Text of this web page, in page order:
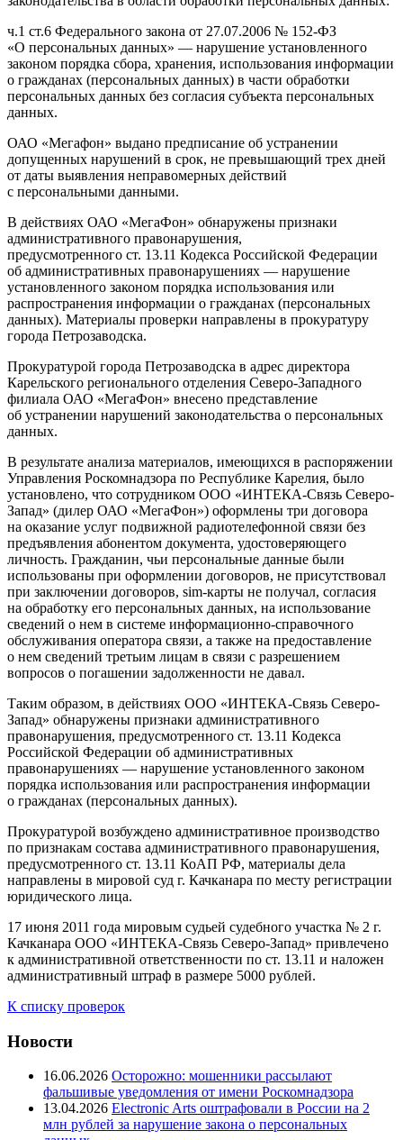
ч.1 ст.6 Федерального закона от 27.07.2006 № 152-ФЗ
«О персональных данных» — нарушение установленного
законом порядка сбора, хранения, использования информации
о гражданах (персональных данных) в части обработки
персональных данных без согласия субъекта персональных
данных.
ОАО «Мегафон» выдано предписание об устранении
допущенных нарушений в срок, не превышающий трех дней
от даты выявления неправомерных действий
с персональными данными.
В действиях ОАО «МегаФон» обнаружены признаки
административного правонарушения,
предусмотренного ст. 13.11 Кодекса Российской Федерации
об административных правонарушениях — нарушение
установленного законом порядка использования или
распространения информации о гражданах (персональных
данных). Материалы проверки направлены в прокуратуру
города Петрозаводска.
Прокуратурой города Петрозаводска в адрес директора
Карельского регионального отделения Северо-Западного
филиала ОАО «МегаФон» внесено представление
об устранении нарушений законодательства о персональных
данных.
В результате анализа материалов, имеющихся в распоряжении
Управления Роскомнадзора по Республике Карелия, было
установлено, что сотрудником ООО «ИНТЕКА-Связь Северо-
Запад» (дилер ОАО «МегаФон») оформлены три договора
на оказание услуг подвижной радиотелефонной связи без
предъявления абонентом документа, удостоверяющего
личность. Гражданин, чьи персональные данные были
использованы при оформлении договоров, не присутствовал
при заключении договоров, sim-карты не получал, согласия
на обработку его персональных данных, на использование
сведений о нем в системе информационно-справочного
обслуживания оператора связи, а также на предоставление
о нем сведений третьим лицам в связи с разрешением
вопросов о погашении задолженности не давал.
Таким образом, в действиях ООО «ИНТЕКА-Связь Северо-
Запад» обнаружены признаки административного
правонарушения, предусмотренного ст. 13.11 Кодекса
Российской Федерации об административных
правонарушениях — нарушение установленного законом
порядка использования или распространения информации
о гражданах (персональных данных).
Прокуратурой возбуждено административное производство
по признакам состава административного правонарушения,
предусмотренного ст. 13.11 КоАП РФ, материалы дела
направлены в мировой суд г. Качканара по месту регистрации
юридического лица.
17 июня 2011 года мировым судьей судебного участка № 2 г.
Качканара ООО «ИНТЕКА-Связь Северо-Запад» привлечено
к административной ответственности по ст. 13.11 и наложен
административный штраф в размере 5000 рублей.
К списку проверок
Новости
16.06.2026 Осторожно: мошенники рассылают
фальшивые уведомления от имени Роскомнадзора
13.04.2026 Electronic Arts оштрафовали в России на 2
млн рублей за нарушение закона о персональных